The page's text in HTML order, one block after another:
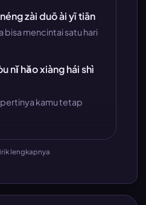
zài duō ài yī tiān
bisa mencintai satu hari
nǐ hǎo xiàng hái shì
kamu tetap
lengkapnya